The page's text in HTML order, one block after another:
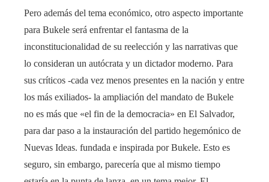
Pero además del tema económico, otro aspecto importante
para Bukele será enfrentar el fantasma de la
inconstitucionalidad de su reelección y las narrativas que
lo consideran un autócrata y un dictador moderno. Para
sus críticos -cada vez menos presentes en la nación y entre
los más exiliados- la ampliación del mandato de Bukele
no es más que «el fin de la democracia» en El Salvador,
para dar paso a la instauración del partido hegemónico de
Nuevas Ideas. fundada e inspirada por Bukele. Esto es
seguro, sin embargo, parecería que al mismo tiempo